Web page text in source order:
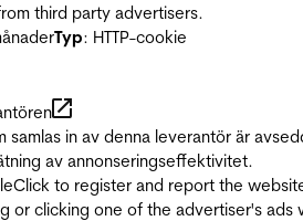
third party advertisers.
Typ: HTTP-cookie
samlas in av denna leverantör är
av annonseringseffektivitet.
to register and report the
or clicking one of the advertiser's ads